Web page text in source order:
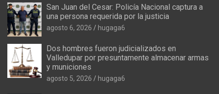
San Juan del Cesar: Policía Nacional captura a
una persona requerida por la justicia
agosto 6, 2026 hugaga6
Dos hombres fueron judicializados en
Valledupar por presuntamente almacenar armas
y municiones
agosto 5, 2026 hugaga6